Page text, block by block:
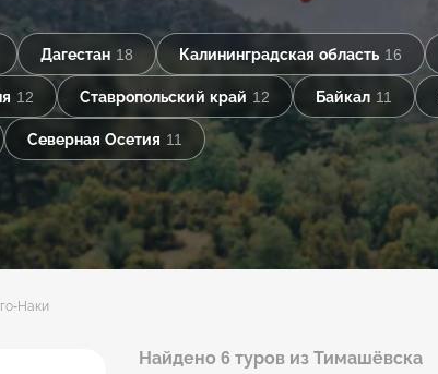
Дагестан 18 Калининградская область 16
12 Ставропольский край 12 Байкал 11
Северная Осетия 11
Наки
Найдено 6 туров из Тимашёвска